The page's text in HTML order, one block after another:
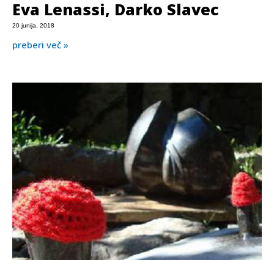
Eva Lenassi, Darko Slavec
20 junija, 2018
preberi več »